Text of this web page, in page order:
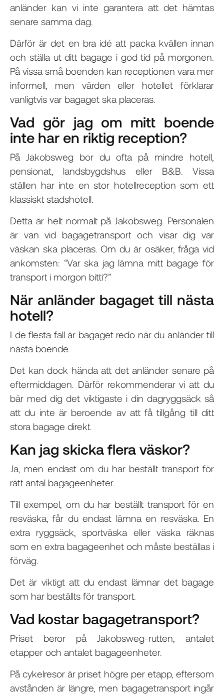
anländer kan vi inte garantera att det hämtas
senare samma dag.
Därför är det en bra idé att packa kvällen innan
och ställa ut ditt bagage i god tid på morgonen.
På vissa små boenden kan receptionen vara mer
informell, men värden eller hotellet förklarar
vanligtvis var bagaget ska placeras.
Vad gör jag om mitt boende
inte har en riktig reception?
På Jakobsweg bor du ofta på mindre hotell,
pensionat, landsbygdshus eller B&B. Vissa
ställen har inte en stor hotellreception som ett
klassiskt stadshotell.
Detta är helt normalt på Jakobsweg. Personalen
är van vid bagagetransport och visar dig var
väskan ska placeras. Om du är osäker, fråga vid
ankomsten: “Var ska jag lämna mitt bagage för
transport i morgon bitti?”
När anländer bagaget till nästa
hotell?
I de flesta fall är bagaget redo när du anländer till
nästa boende.
Det kan dock hända att det anländer senare på
eftermiddagen. Därför rekommenderar vi att du
bär med dig det viktigaste i din dagryggsäck så
att du inte är beroende av att få tillgång till ditt
stora bagage direkt.
Kan jag skicka flera väskor?
Ja, men endast om du har beställt transport för
rätt antal bagageenheter.
Till exempel, om du har beställt transport för en
resväska, får du endast lämna en resväska. En
extra ryggsäck, sportväska eller väska räknas
som en extra bagageenhet och måste beställas i
förväg.
Det är viktigt att du endast lämnar det bagage
som har beställts för transport.
Vad kostar bagagetransport?
Priset beror på Jakobsweg-rutten, antalet
etapper och antalet bagageenheter.
På cykelresor är priset högre per etapp, eftersom
avstånden är längre, men bagagetransport ingår